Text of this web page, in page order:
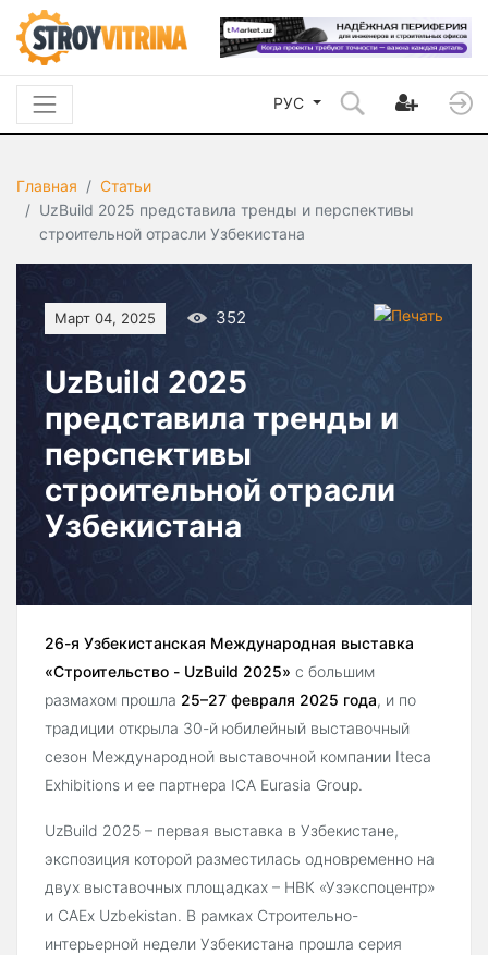
РУС
Главная
Статьи
UzBuild 2025 представила тренды и перспективы
строительной отрасли Узбекистана
Март 04, 2025 352
UzBuild 2025
представила тренды и
перспективы
строительной отрасли
Узбекистана
26-я Узбекистанская Международная выставка
«Строительство - UzBuild 2025» с большим
размахом прошла 25–27 февраля 2025 года, и по
традиции открыла 30-й юбилейный выставочный
сезон Международной выставочной компании Iteca
Exhibitions и ее партнера ICA Eurasia Group.
UzBuild 2025 – первая выставка в Узбекистане,
экспозиция которой разместилась одновременно на
двух выставочных площадках – НВК «Узэкспоцентр»
и CAEx Uzbekistan. В рамках Строительно-
интерьерной недели Узбекистана прошла серия